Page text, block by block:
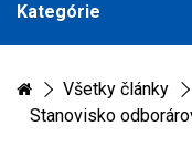
Kategórie
Všetky články
Stanovisko